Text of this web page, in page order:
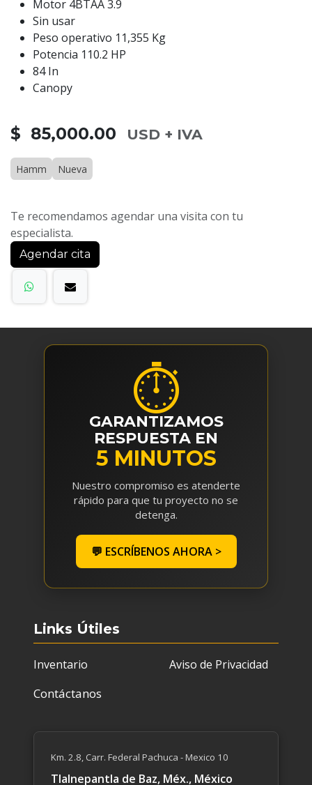
Motor 4BTAA 3.9
Sin usar
Peso operativo 11,355 Kg
Potencia 110.2 HP
84 In
Canopy
$ 85,000.00 USD + IVA
Hamm Nueva
Te recomendamos agendar una visita con tu
especialista.
Agendar cita
⏱
GARANTIZAMOS
RESPUESTA EN
5 MINUTOS
Nuestro compromiso es atenderte
rápido para que tu proyecto no se
detenga.
💬 ESCRÍBENOS AHORA >
Links Útiles
Inventario
Contáctanos
Aviso de Privacidad
Km. 2.8, Carr. Federal Pachuca - Mexico 10
Tlalnepantla de Baz, Méx., México